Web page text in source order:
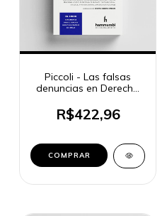
Piccoli - Las falsas
denuncias en Derecho
R$422,96
COMPRAR